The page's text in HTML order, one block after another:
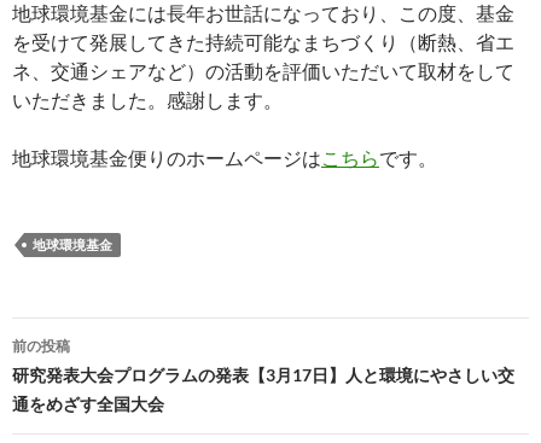
地球環境基金には長年お世話になっており、この度、基金
を受けて発展してきた持続可能なまちづくり（断熱、省エ
ネ、交通シェアなど）の活動を評価いただいて取材をして
いただきました。感謝します。
地球環境基金便りのホームページはこちらです。
地球環境基金
投
稿
ナ
前の投稿
研究発表大会プログラムの発表【3月17日】人と環境にやさしい交
通をめざす全国大会